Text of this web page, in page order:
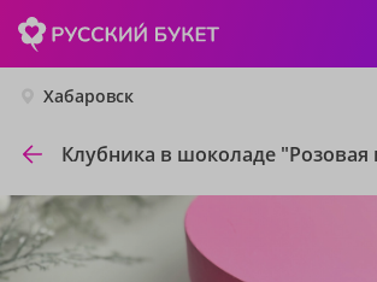
Хабаровск
Клубника в шоколаде "Розовая